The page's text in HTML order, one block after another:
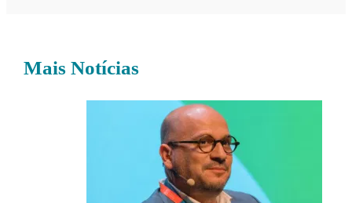
Mais Notícias